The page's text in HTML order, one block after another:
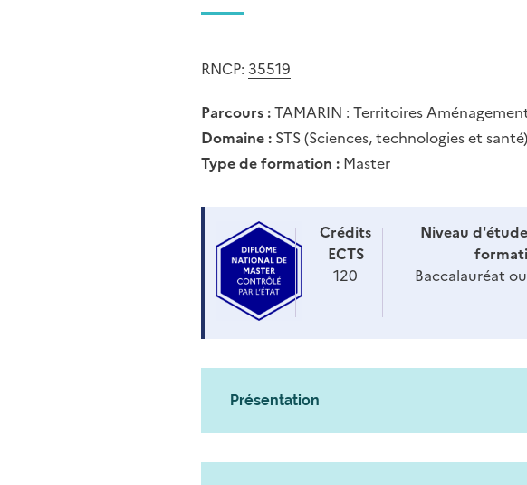
RNCP: 35519
Parcours :TAMARIN : Territoires
Domaine : STS (Sciences, technologies et santé)
Type de formation : Master
Crédits
ECTS
120
Niveau
Baccalauréat
Présentation